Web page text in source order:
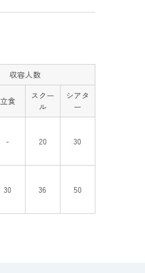
収容人数
立食
スクー
ル
シアタ
ー
- 20 30
30 36 50